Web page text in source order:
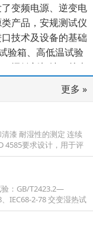
变频电源、逆变电
产品，安规测试仪
技术及设备的基础
验箱、高低温试验
远销新加坡、越南
仕、步步高、
资、厦门钢宇等大
到得到用户一致好
更多 »
漆 耐湿性的测定 连续
4585要求设计，用于评
环境中的耐湿性...
：GB/T2423.2—
IEC68-2-78 交变湿热试